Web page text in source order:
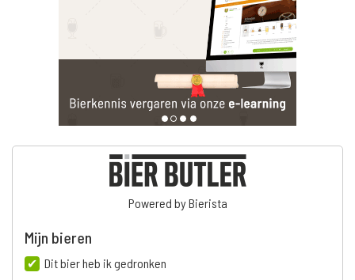
Powered by Bierista
Mijn bieren
Dit bier heb ik gedronken